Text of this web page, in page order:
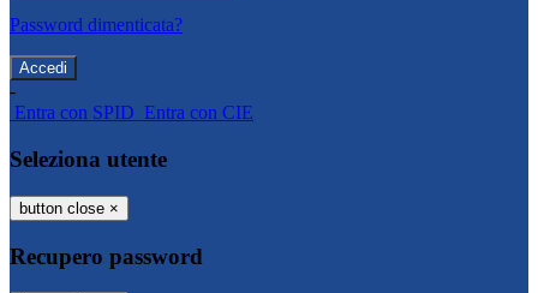
Password dimenticata?
-
Entra con SPID Entra con CIE
Seleziona utente
button close ×
Recupero password